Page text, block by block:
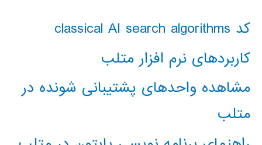
کد classical AI search algorithms
کاربردهای نرم افزار متلب
مشاهده واحدهای پشتیبانی شونده در
متلب